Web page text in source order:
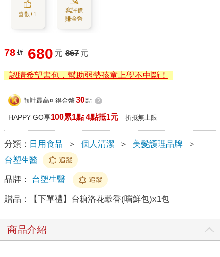
喜歡+1
寫評價
賺金幣
78 折 680 元 867 元
認購希望書包，幫助弱勢孩童上學不中斷！
預計最高可得金幣 30點 ?
HAPPY GO享100累1點 4點抵1元 折抵無上限
分類： 日用食品 ＞ 個人清潔 ＞ 美髮護理品牌
＞
台塑生醫
追蹤
品牌： 台塑生醫 追蹤
贈品： 【下單禮】台糖洛花穀香(嚐鮮包)x1包
商品介紹